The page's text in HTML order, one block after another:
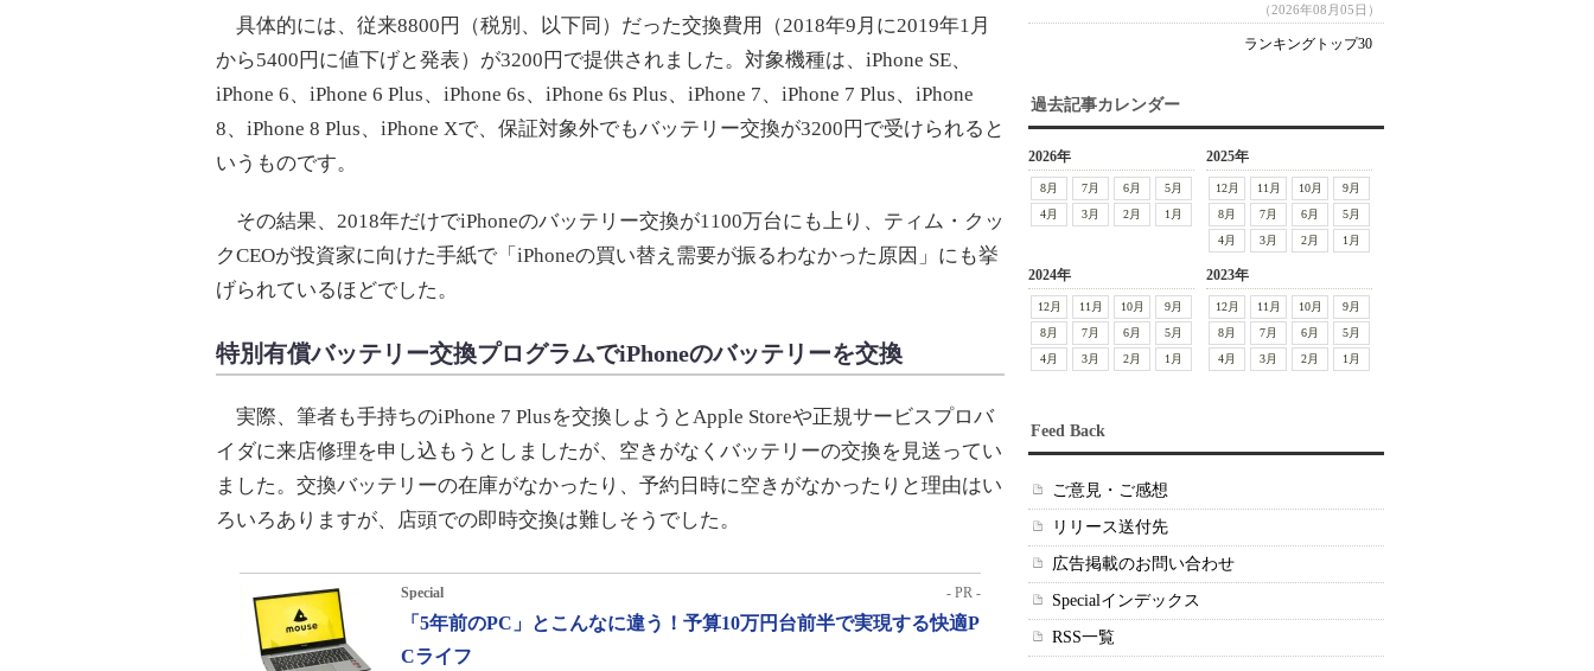
具体的には、従来8800円（税別、以下同）だった交換費用（2018年9月に2019年1月
から5400円に値下げと発表）が3200円で提供されました。対象機種は、iPhone SE、
iPhone 6、iPhone 6 Plus、iPhone 6s、iPhone 6s Plus、iPhone 7、iPhone 7 Plus、iPhone
8、iPhone 8 Plus、iPhone Xで、保証対象外でもバッテリー交換が3200円で受けられると
いうものです。
その結果、2018年だけでiPhoneのバッテリー交換が1100万台にも上り、ティム・クッ
クCEOが投資家に向けた手紙で「iPhoneの買い替え需要が振るわなかった原因」にも挙
げられているほどでした。
特別有償バッテリー交換プログラムでiPhoneのバッテリーを交換
実際、筆者も手持ちのiPhone 7 Plusを交換しようとApple Storeや正規サービスプロバ
イダに来店修理を申し込もうとしましたが、空きがなくバッテリーの交換を見送ってい
ました。交換バッテリーの在庫がなかったり、予約日時に空きがなかったりと理由はい
ろいろありますが、店頭での即時交換は難しそうでした。
Special - PR -
「5年前のPC」とこんなに違う！予算10万円台前半で実現する快適P
Cライフ
（2026年08月05日）
ランキングトップ30
過去記事カレンダー
2026年
8月 7月 6月
5月
4月
3月 2月 1月
2025年
12月 11月 10月
9月
8月
7月 6月
5月
4月
3月 2月 1月
2024年
12月 11月 10月
9月
8月
7月 6月
5月
4月
3月 2月 1月
2023年
12月 11月 10月
9月
8月
7月 6月
5月
4月
3月 2月 1月
Feed Back
ご意見・ご感想
リリース送付先
広告掲載のお問い合わせ
Specialインデックス
RSS一覧